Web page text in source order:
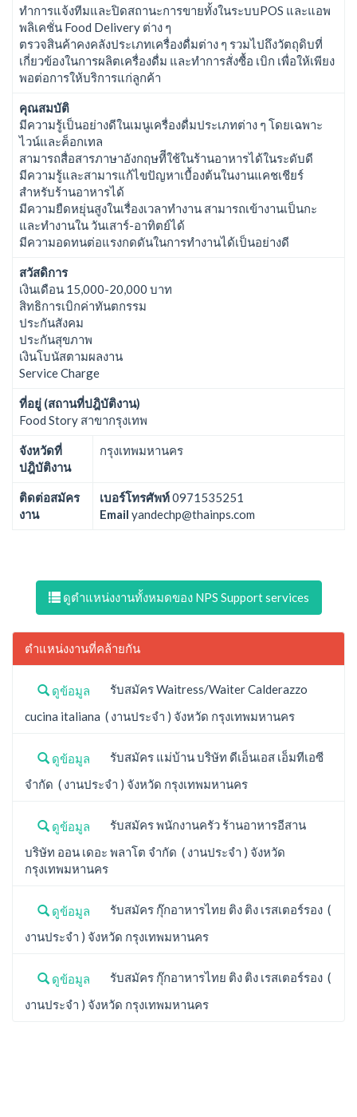
ทำการแจ้งทีมและปิดสถานะการขายทั้งในระบบPOS และแอพ
พลิเคชั่น Food Delivery ต่าง ๆ
ตรวจสินค้าคงคลังประเภทเครื่องดื่มต่าง ๆ รวมไปถึงวัตถุดิบที่
เกี่ยวข้องในการผลิตเครื่องดื่ม และทำการสั่งซื้อ เบิก เพื่อให้เพียง
พอต่อการให้บริการแก่ลูกค้า
คุณสมบัติ
มีความรู้เป็นอย่างดีในเมนูเครื่องดื่มประเภทต่าง ๆ โดยเฉพาะ
ไวน์และค็อกเทล
สามารถสื่อสารภาษาอังกฤษทีีใช้ในร้านอาหารได้ในระดับดี
มีความรู้และสามารแก้ไขปัญหาเบื้องต้นในงานแคชเชียร์
สำหรับร้านอาหารได้
มีความยืดหยุ่นสูงในเรื่องเวลาทำงาน สามารถเข้างานเป็นกะ
และทำงานใน วันเสาร์-อาทิตย์ได้
มีความอดทนต่อแรงกดดันในการทำงานได้เป็นอย่างดี
สวัสดิการ
เงินเดือน 15,000-20,000 บาท
สิทธิการเบิกค่าทันตกรรม
ประกันสังคม
ประกันสุขภาพ
เงินโบนัสตามผลงาน
Service Charge
ที่อยู่ (สถานที่ปฎิบัติงาน)
Food Story สาขากรุงเทพ
จังหวัดที่
ปฎิบัติงาน
กรุงเทพมหานคร
ติดต่อสมัคร
งาน
เบอร์โทรศัพท์0971535251
Email yandechp@thainps.com
ดูตำแหน่งงานทั้งหมดของ NPS Support services
ตำแหน่งงานที่คล้ายกัน
ดูข้อมูล
รับสมัคร Waitress/Waiter Calderazzo
cucina italiana ( งานประจำ ) จังหวัด กรุงเทพมหานคร
ดูข้อมูล
รับสมัคร แม่บ้าน บริษัท ดีเอ็นเอส เอ็มทีเอซี
จำกัด ( งานประจำ ) จังหวัด กรุงเทพมหานคร
ดูข้อมูล
รับสมัคร พนักงานครัว ร้านอาหารอีสาน
บริษัท ออน เดอะ พลาโต จำกัด ( งานประจำ ) จังหวัด
กรุงเทพมหานคร
ดูข้อมูล
รับสมัคร กุ๊กอาหารไทย ติง ติง เรสเตอร์รอง (
งานประจำ ) จังหวัด กรุงเทพมหานคร
ดูข้อมูล
รับสมัคร กุ๊กอาหารไทย ติง ติง เรสเตอร์รอง (
งานประจำ ) จังหวัด กรุงเทพมหานคร